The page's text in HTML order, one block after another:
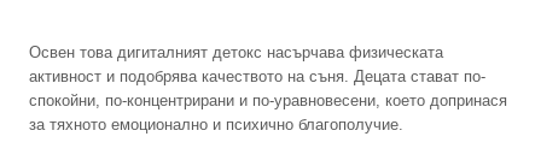
Освен това дигиталният детокс насърчава физическата
активност и подобрява качеството на съня. Децата стават по-
спокойни, по-концентрирани и по-уравновесени, което допринася
за тяхното емоционално и психично благополучие.